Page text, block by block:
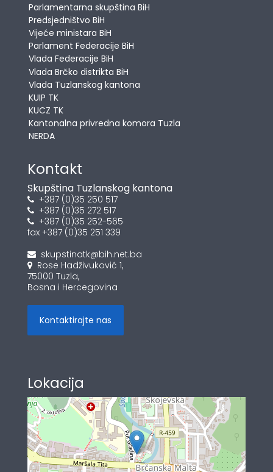
Parlamentarna skupština BiH
Predsjedništvo BiH
Vijeće ministara BiH
Parlament Federacije BiH
Vlada Federacije BiH
Vlada Brčko distrikta BiH
Vlada Tuzlanskog kantona
KUIP TK
KUCZ TK
Kantonalna privredna komora Tuzla
NERDA
Kontakt
Skupština Tuzlanskog kantona
+387 (0)35 250 517
+387 (0)35 272 517
+387 (0)35 252-565
fax +387 (0)35 251 339
skupstinatk@bih.net.ba
Rose Hadživuković 1,
75000 Tuzla,
Bosna i Hercegovina
Kontaktirajte nas
Lokacija